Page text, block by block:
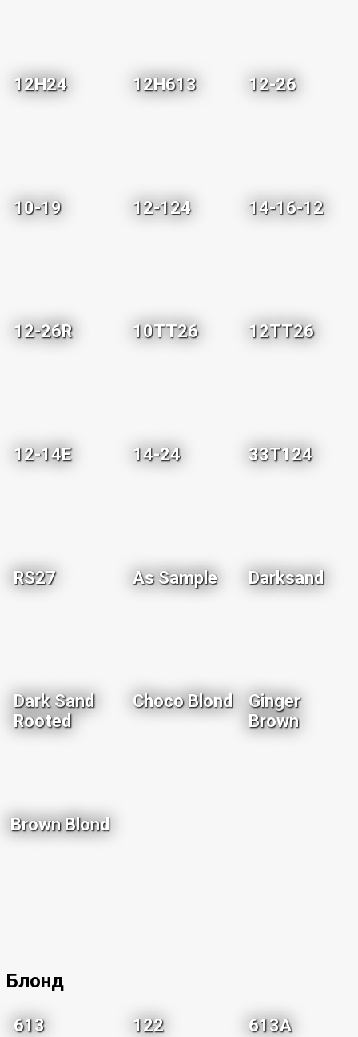
12H24 12H613 12-26
10-19 12-124 14-16-12
12-26R 10TT26 12TT26
12-14E 14-24 33T124
RS27 As Sample Darksand
Dark Sand
Rooted
Choco Blond
Ginger
Brown
Brown Blond
Блонд
613 122 613A